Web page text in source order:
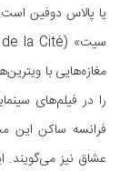
یا پالاس دوفین
مغازه‌هایی با
را در فیلم‌های
فرانسه ساکن این
عشاق نیز